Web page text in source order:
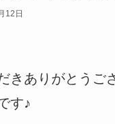
12日
きありがとうご
す♪